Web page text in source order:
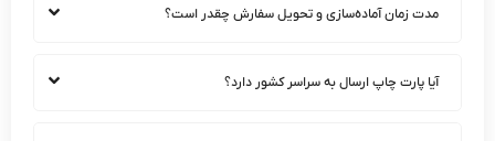
مدت زمان آماده‌سازی و تحویل سفارش چقدر است؟
آیا پارت چاپ ارسال به سراسر کشور دارد؟